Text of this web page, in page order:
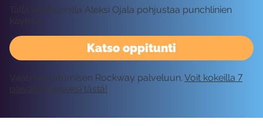
Katso oppitunti
Tällä oppitunnilla Aleksi Ojala pohjustaa punchlinien
käyttöä.
Vaatii kirjautumisen Rockway palveluun. Voit kokeilla 7
päivää ilmaiseksi tästä!